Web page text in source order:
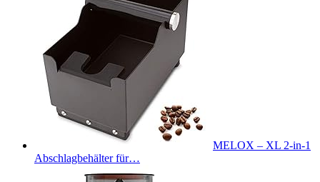
MELOX – XL 2-in-1
Abschlagbehälter für…